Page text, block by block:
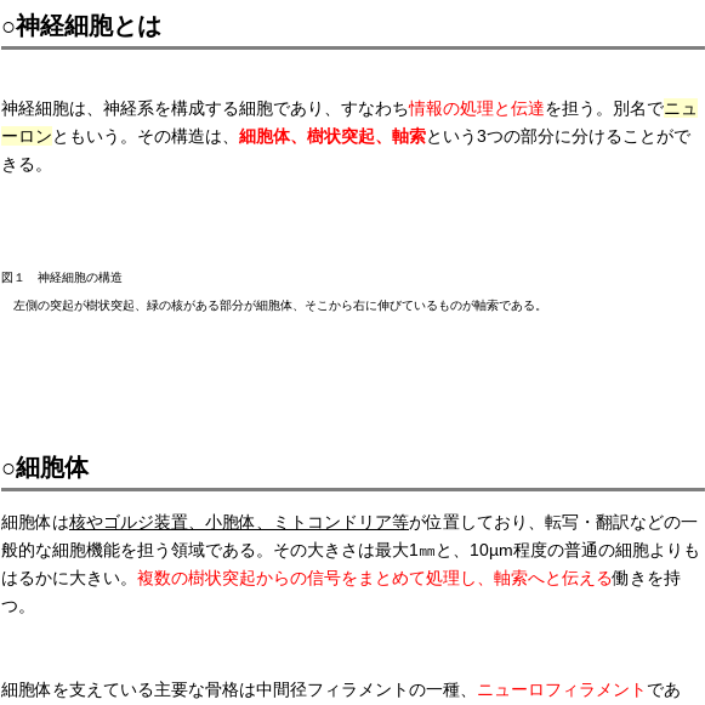
○神経細胞とは
神経細胞は、神経系を構成する細胞であり、すなわち情報の処理と伝達を担う。別名でニュ
ーロンともいう。その構造は、 細胞体、樹状突起、軸索という3つの部分に分けることがで
きる。
図１ 神経細胞の構造
左側の突起が樹状突起、緑の核がある部分が細胞体、そこから右に伸びているものが軸索である。
○細胞体
細胞体は核やゴルジ装置、小胞体、ミトコンドリア等が位置しており、転写・翻訳などの一
般的な細胞機能を担う領域である。その大きさは最大1㎜と、10µm程度の普通の細胞よりも
はるかに大きい。 複数の樹状突起からの信号をまとめて処理し、軸索へと伝える働きを持
つ。
細胞体を支えている主要な骨格は中間径フィラメントの一種、 ニューロフィラメント であ